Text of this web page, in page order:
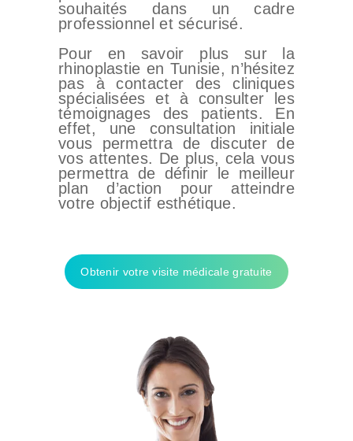
souhaités dans un cadre
professionnel et sécurisé.
Pour en savoir plus sur la
rhinoplastie en Tunisie, n’hésitez
pas à contacter des cliniques
spécialisées et à consulter les
témoignages des patients. En
effet, une consultation initiale
vous permettra de discuter de
vos attentes. De plus, cela vous
permettra de définir le meilleur
plan d’action pour atteindre
votre objectif esthétique.
Obtenir votre visite médicale gratuite